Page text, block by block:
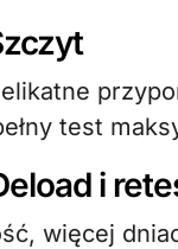
test
i
więcej